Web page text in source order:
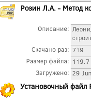
Розин Л.А. - Метод
Описание:
Скачано раз: 719
Размер файла: 119.7
Загружено: 29
Установочный файл